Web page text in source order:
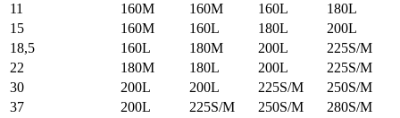
11
160M 160M 160L
180L
15
160M 160L 180L
200L
18,5
160L 180M 200L
225S/M
22
180M 180L 200L
225S/M
30
200L 200L 225S/M
250S/M
37
200L 225S/M 250S/M
280S/M